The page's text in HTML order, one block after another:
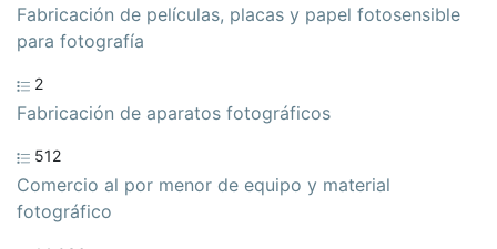
Fabricación de películas, placas y papel fotosensible
para fotografía
2
Fabricación de aparatos fotográficos
512
Comercio al por menor de equipo y material
fotográfico